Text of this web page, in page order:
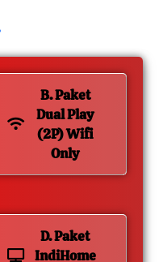
B. Paket
Dual Play
(2P) Wifi
Only
D. Paket
IndiHome